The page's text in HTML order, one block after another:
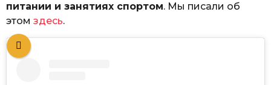
питании и занятиях спортом. Мы писали об
этом здесь.